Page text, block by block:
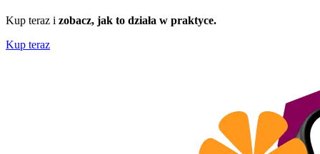
Kup teraz i zobacz, jak to działa w praktyce.
Kup teraz